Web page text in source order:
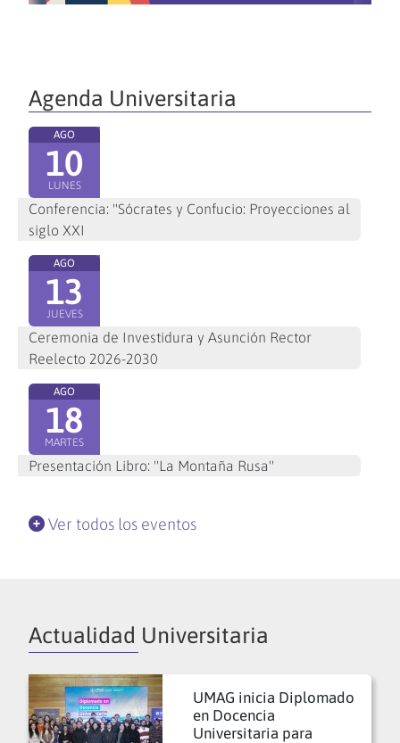
Agenda Universitaria
AGO
10
LUNES
Conferencia: "Sócrates y Confucio: Proyecciones al
siglo XXI
AGO
13
JUEVES
Ceremonia de Investidura y Asunción Rector
Reelecto 2026-2030
AGO
18
MARTES
Presentación Libro: "La Montaña Rusa"
Ver todos los eventos
Actualidad Universitaria
UMAG inicia Diplomado
en Docencia
Universitaria para